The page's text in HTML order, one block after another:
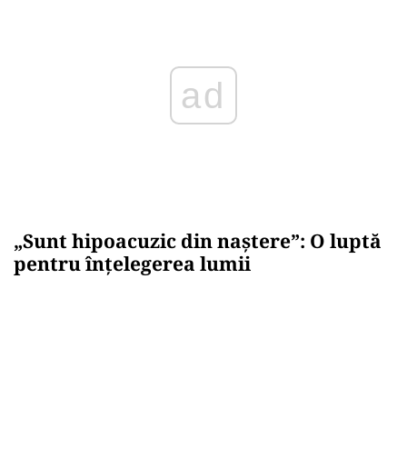
„Sunt hipoacuzic din naștere”: O luptă
pentru înțelegerea lumii